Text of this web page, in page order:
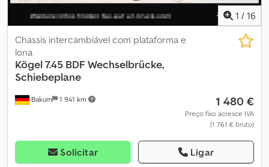
1 / 16
Bakum 1 941 km
Chassis intercambiável com plataforma e
lona
Kögel7.45 BDF Wechselbrücke,
Schiebeplane
1 480 €
Preço fixo acresce IVA
(1 761 € bruto)
Solicitar Ligar